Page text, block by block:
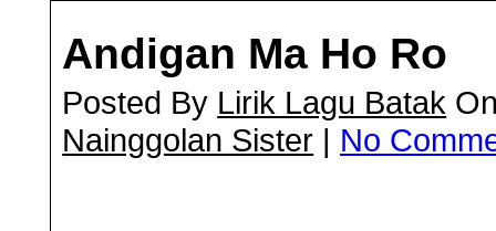
Andigan Ma Ho Ro
Posted By Lirik Lagu Batak
Nainggolan Sister | No